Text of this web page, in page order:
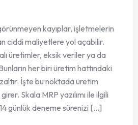
kayıplar, işletmelerin
ciddi maliyetlere yol açabilir.
üretimler, eksik veriler ya da
her biri üretim hattındaki
İşte bu noktada üretim
Skala MRP yazılımı ile ilgili
günlük deneme sürenizi [...]